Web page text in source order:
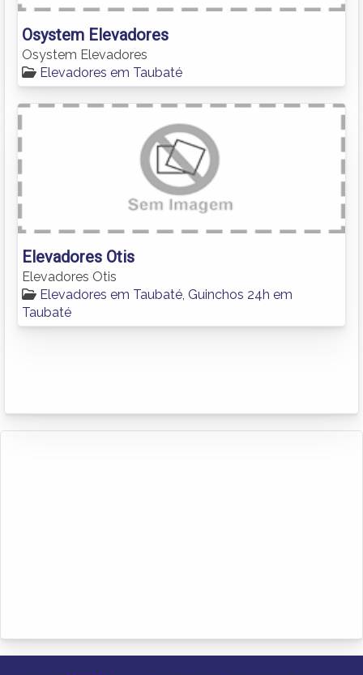
Osystem Elevadores
Osystem Elevadores
Elevadores em Taubaté
Elevadores Otis
Elevadores Otis
Elevadores em Taubaté Guinchos 24h em
Taubaté